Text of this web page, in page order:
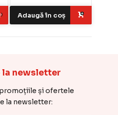
Adaugă în coș
la newsletter
promoțiile și ofertele
la newsletter: